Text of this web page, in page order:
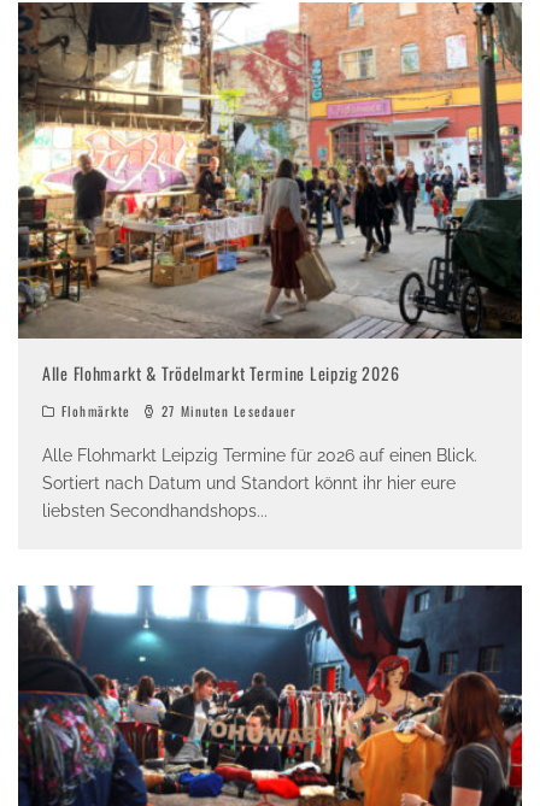
Alle Flohmarkt & Trödelmarkt Termine Leipzig 2026
Flohmärkte 27 Minuten Lesedauer
Alle Flohmarkt Leipzig Termine für 2026 auf einen Blick.
Sortiert nach Datum und Standort könnt ihr hier eure
liebsten Secondhandshops...